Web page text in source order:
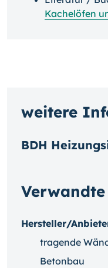
Kachelöfen
Hersteller/
tragende
Betonbau
weitere
BDH